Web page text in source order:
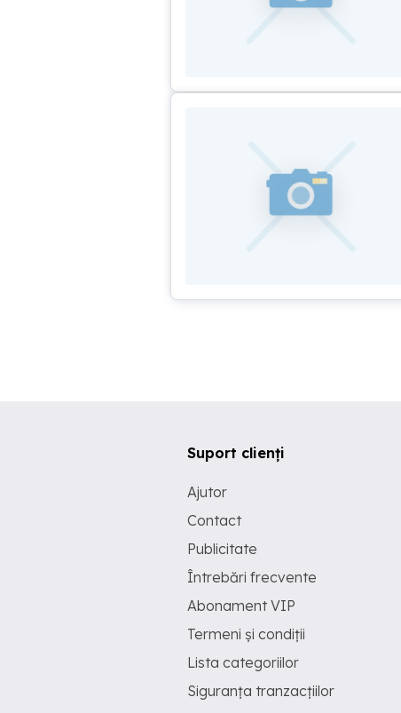
Suport clienți
Ajutor
Contact
Publicitate
Întrebări frecvente
Abonament VIP
Termeni și condiții
Lista categoriilor
Siguranța tranzacțiilor